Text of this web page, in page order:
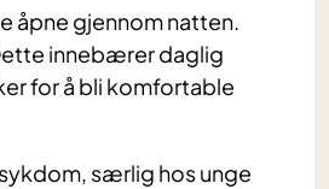
åpne gjennom natten.
innebærer daglig
for å bli komfortable
særlig hos unge